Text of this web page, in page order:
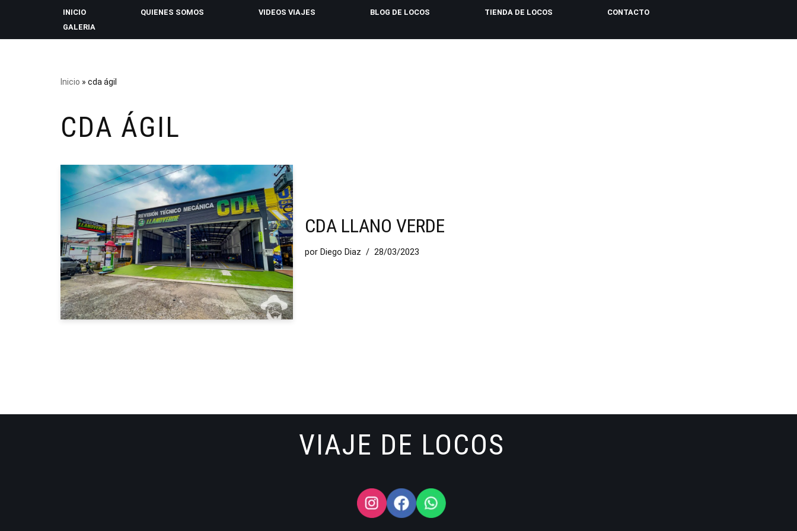
INICIO QUIENES SOMOS VIDEOS VIAJES BLOG DE LOCOS TIENDA DE LOCOS
CONTACTO
GALERIA
Inicio » cda ágil
CDA ÁGIL
CDA LLANO VERDE
por Diego Diaz 28/03/2023
VIAJE DE LOCOS